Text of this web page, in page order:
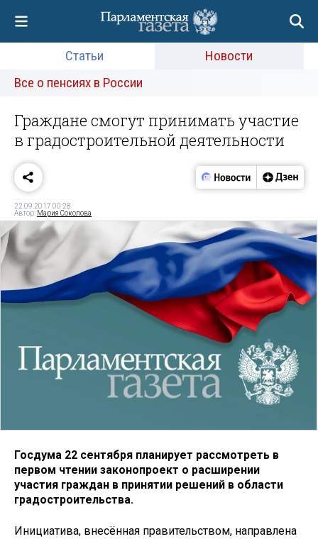
Статьи
Новости
Все о пенсиях в России
Граждане смогут принимать участие
в градостроительной деятельности
22.09.2017 00:28
Автор: Мария Соколова
Госдума 22 сентября планирует рассмотреть в
первом чтении законопроект о расширении
участия граждан в принятии решений в области
градостроительства.
Инициатива, внесённая правительством, направлена